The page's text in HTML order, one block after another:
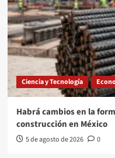
Ciencia y Tecnología
Habrá cambios en la
construcción en México
5 de agosto de 2026 0